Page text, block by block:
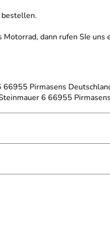
dann rufen SIe
Pirmasens
6 66955